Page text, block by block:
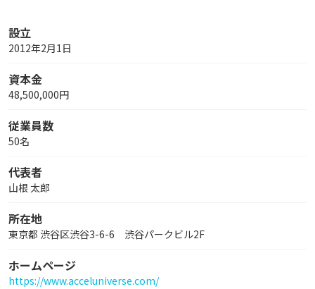
設立
2012年2月1日
資本金
48,500,000円
従業員数
50名
代表者
山根 太郎
所在地
東京都 渋谷区渋谷3-6-6 渋谷パークビル2F
ホームページ
https://www.acceluniverse.com/